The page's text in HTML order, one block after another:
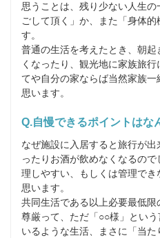
思うことは、残り少ない人生
ごして頂く」か、また「身体
す。
普通の生活を考えたとき、朝
くなったり、観光地に家族旅
てや自分の家ならば当然家族
思います。
Q.自慢できるポイントはな
なぜ施設に入居すると旅行が
ったりお酒が飲めなくなるの
理しやすい、もしくは管理で
思います。
共同生活である以上必要最低
尊厳って、ただ「○○様」とい
いるような生活、まさに「当